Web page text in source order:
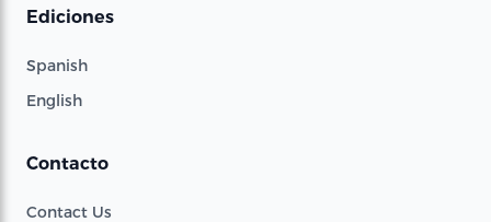
Ediciones
Spanish
English
Contacto
Contact Us